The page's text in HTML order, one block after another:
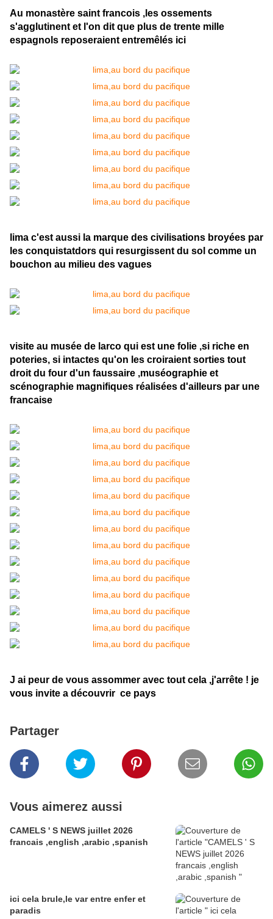
Au monastère saint francois ,les ossements
s'agglutinent et l'on dit que plus de trente mille
espagnols reposeraient entremêlés ici
lima c'est aussi la marque des civilisations broyées par
les conquistatdors qui resurgissent du sol comme un
bouchon au milieu des vagues
visite au musée de larco qui est une folie ,si riche en
poteries, si intactes qu'on les croiraient sorties tout
droit du four d'un faussaire ,muséographie et
scénographie magnifiques réalisées d'ailleurs par une
francaise
J ai peur de vous assommer avec tout cela ,j'arrête ! je
vous invite a découvrir ce pays
Partager
Vous aimerez aussi
CAMELS ' S NEWS juillet 2026
francais ,english ,arabic ,spanish
ici cela brule,le var entre enfer et
paradis